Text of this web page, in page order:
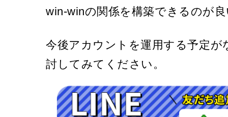
win-winの関係を構築できるのが
今後アカウントを運用する予定
討してみてください。